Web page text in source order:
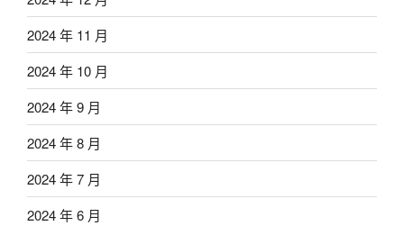
2024 年 11 月
2024 年 10 月
2024 年 9 月
2024 年 8 月
2024 年 7 月
2024 年 6 月